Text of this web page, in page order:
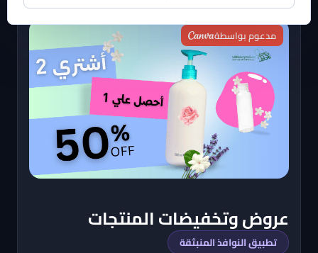
مدعوم بواسطة
عروض وتخفيضات المنتجات
تطبيق النوافذ المنبثقة